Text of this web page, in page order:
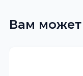
Вам может